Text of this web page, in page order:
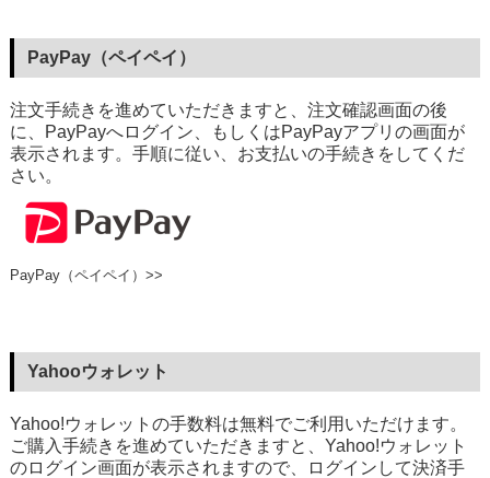
PayPay（ペイペイ）
注文手続きを進めていただきますと、注文確認画面の後
に、PayPayへログイン、もしくはPayPayアプリの画面が
表示されます。手順に従い、お支払いの手続きをしてくだ
さい。
PayPay（ペイペイ）>>
Yahooウォレット
Yahoo!ウォレットの手数料は無料でご利用いただけます。
ご購入手続きを進めていただきますと、Yahoo!ウォレット
のログイン画面が表示されますので、ログインして決済手